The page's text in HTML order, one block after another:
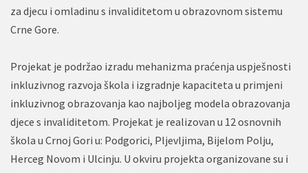
za djecu i omladinu s invaliditetom u obrazovnom sistemu
Crne Gore.
Projekat je podržao izradu mehanizma praćenja uspješnosti
inkluzivnog razvoja škola i izgradnje kapaciteta u primjeni
inkluzivnog obrazovanja kao najboljeg modela obrazovanja
djece s invaliditetom. Projekat je realizovan u 12 osnovnih
škola u Crnoj Gori u: Podgorici, Pljevljima, Bijelom Polju,
Herceg Novom i Ulcinju. U okviru projekta organizovane su i